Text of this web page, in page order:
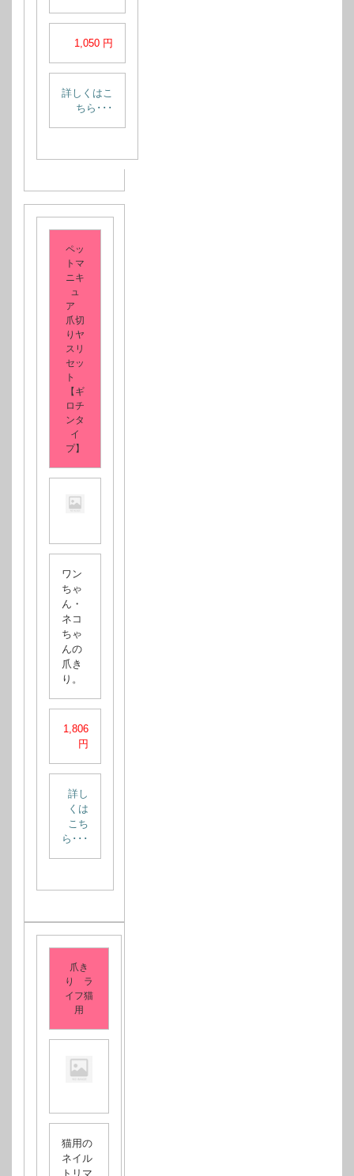
1,050 円
詳しくはこ
ちら･･･
ペッ
トマ
ニキ
ュ
ア
爪切
りヤ
スリ
セッ
ト
【ギ
ロチ
ンタ
イ
プ】
ワン
ちゃ
ん・
ネコ
ちゃ
んの
爪き
り。
1,806
円
詳し
くは
こち
ら･･･
爪き
り ラ
イフ猫
用
猫用の
ネイル
トリマ